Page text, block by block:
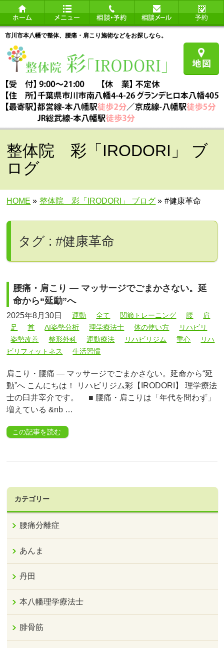
市川市本八幡で整体、腰痛・肩こり施術などをお探しなら。
整体院 彩「IRODORI」 ブ
ログ
HOME » 整体院 彩「IRODORI」 ブログ » #健康革命
タグ : #健康革命
腰痛・肩こり ― マッサージでごまかさない。延
命から“延動”へ
2025年8月30日 運動 全て 関節トレーニング 腰
肩
足
首 AI姿勢分析 理学療法士 体の使い方
リハビリ
姿勢改善
整形外科 運動療法 リハビリジム 重心
リハ
ビリフィットネス
生活習慣
肩こり・腰痛 ― マッサージでごまかさない。延命から“延
動”へ こんにちは！ リハビリジム彩【IRODORI】 理学療法
士の臼井宰介です。 ■ 腰痛・肩こりは「年代を問わず」
増えている &nb …
この記事を読む
カテゴリー
腰痛分離症
あんま
丹田
本八幡理学療法士
腓骨筋